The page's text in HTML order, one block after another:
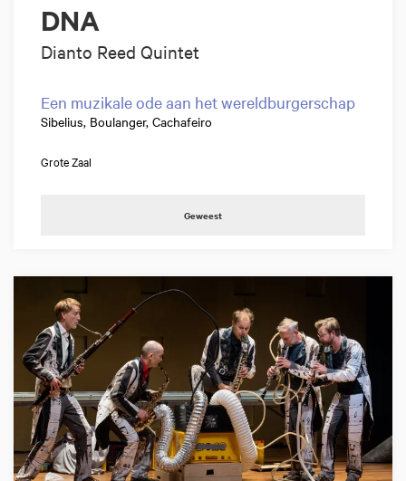
DNA
Dianto Reed Quintet
Een muzikale ode aan het wereldburgerschap
Sibelius, Boulanger, Cachafeiro
Grote Zaal
Geweest